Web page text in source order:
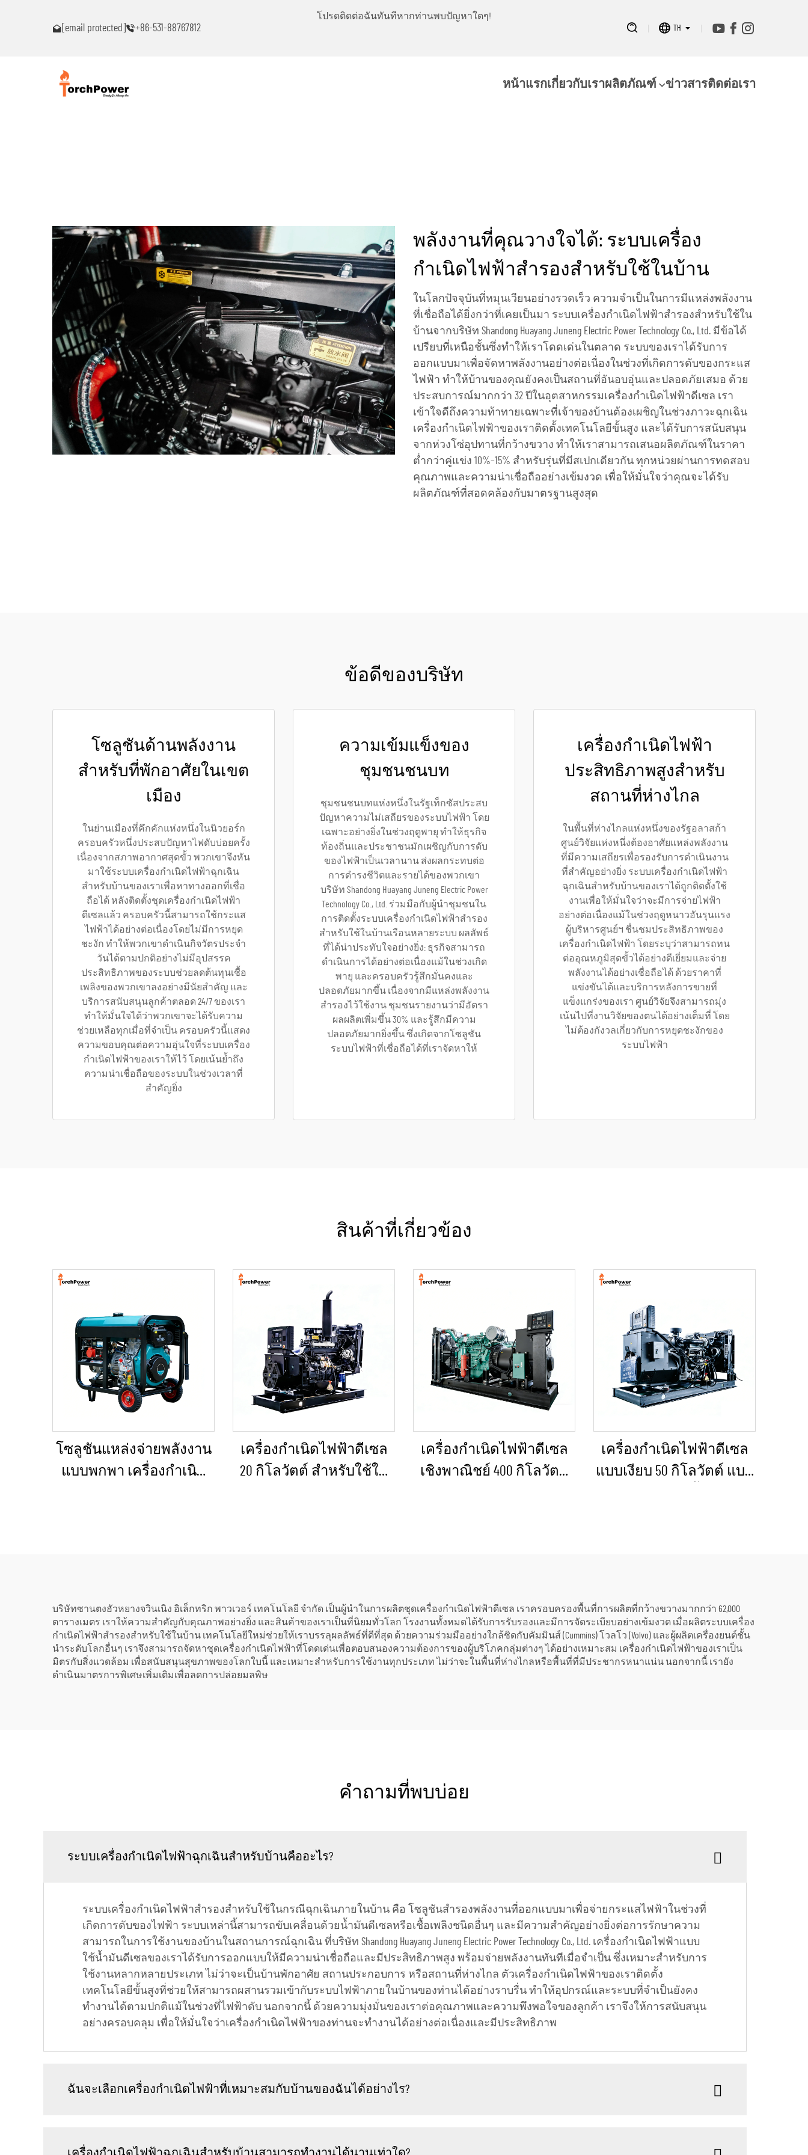
[email protected] +86-531-88767812
โปรดติดต่อฉันทันทีหากท่านพบปัญหาใดๆ!
TH
หน้าแรกเกี่ยวกับเราผลิตภัณฑ์ ข่าวสารติดต่อเรา
พลังงานที่คุณวางใจได้: ระบบเครื่อง
กำเนิดไฟฟ้าสำรองสำหรับใช้ในบ้าน
ในโลกปัจจุบันที่หมุนเวียนอย่างรวดเร็ว ความจำเป็นในการมีแหล่งพลังงาน
ที่เชื่อถือได้ยิ่งกว่าที่เคยเป็นมา ระบบเครื่องกำเนิดไฟฟ้าสำรองสำหรับใช้ใน
บ้านจากบริษัท Shandong Huayang Juneng Electric Power Technology Co., Ltd. มีข้อได้
เปรียบที่เหนือชั้นซึ่งทำให้เราโดดเด่นในตลาด ระบบของเราได้รับการ
ออกแบบมาเพื่อจัดหาพลังงานอย่างต่อเนื่องในช่วงที่เกิดการดับของกระแส
ไฟฟ้า ทำให้บ้านของคุณยังคงเป็นสถานที่อันอบอุ่นและปลอดภัยเสมอ ด้วย
ประสบการณ์มากกว่า 32 ปีในอุตสาหกรรมเครื่องกำเนิดไฟฟ้าดีเซล เรา
เข้าใจดีถึงความท้าทายเฉพาะที่เจ้าของบ้านต้องเผชิญในช่วงภาวะฉุกเฉิน
เครื่องกำเนิดไฟฟ้าของเราติดตั้งเทคโนโลยีขั้นสูง และได้รับการสนับสนุน
จากห่วงโซ่อุปทานที่กว้างขวาง ทำให้เราสามารถเสนอผลิตภัณฑ์ในราคา
ต่ำกว่าคู่แข่ง 10%–15% สำหรับรุ่นที่มีสเปกเดียวกัน ทุกหน่วยผ่านการทดสอบ
คุณภาพและความน่าเชื่อถืออย่างเข้มงวด เพื่อให้มั่นใจว่าคุณจะได้รับ
ผลิตภัณฑ์ที่สอดคล้องกับมาตรฐานสูงสุด
ข้อดีของบริษัท
โซลูชันด้านพลังงาน
สำหรับที่พักอาศัยในเขต
เมือง
ในย่านเมืองที่คึกคักแห่งหนึ่งในนิวยอร์ก
ครอบครัวหนึ่งประสบปัญหาไฟดับบ่อยครั้ง
เนื่องจากสภาพอากาศสุดขั้ว พวกเขาจึงหัน
มาใช้ระบบเครื่องกำเนิดไฟฟ้าฉุกเฉิน
สำหรับบ้านของเราเพื่อหาทางออกที่เชื่อ
ถือได้ หลังติดตั้งชุดเครื่องกำเนิดไฟฟ้า
ดีเซลแล้ว ครอบครัวนี้สามารถใช้กระแส
ไฟฟ้าได้อย่างต่อเนื่องโดยไม่มีการหยุด
ชะงัก ทำให้พวกเขาดำเนินกิจวัตรประจำ
วันได้ตามปกติอย่างไม่มีอุปสรรค
ประสิทธิภาพของระบบช่วยลดต้นทุนเชื้อ
เพลิงของพวกเขาลงอย่างมีนัยสำคัญ และ
บริการสนับสนุนลูกค้าตลอด 24/7 ของเรา
ทำให้มั่นใจได้ว่าพวกเขาจะได้รับความ
ช่วยเหลือทุกเมื่อที่จำเป็น ครอบครัวนี้แสดง
ความขอบคุณต่อความอุ่นใจที่ระบบเครื่อง
กำเนิดไฟฟ้าของเราให้ไว้ โดยเน้นย้ำถึง
ความน่าเชื่อถือของระบบในช่วงเวลาที่
สำคัญยิ่ง
ความเข้มแข็งของ
ชุมชนชนบท
ชุมชนชนบทแห่งหนึ่งในรัฐเท็กซัสประสบ
ปัญหาความไม่เสถียรของระบบไฟฟ้า โดย
เฉพาะอย่างยิ่งในช่วงฤดูพายุ ทำให้ธุรกิจ
ท้องถิ่นและประชาชนมักเผชิญกับการดับ
ของไฟฟ้าเป็นเวลานาน ส่งผลกระทบต่อ
การดำรงชีวิตและรายได้ของพวกเขา
บริษัท Shandong Huayang Juneng Electric Power
Technology Co., Ltd. ร่วมมือกับผู้นำชุมชนใน
การติดตั้งระบบเครื่องกำเนิดไฟฟ้าสำรอง
สำหรับใช้ในบ้านเรือนหลายระบบ ผลลัพธ์
ที่ได้น่าประทับใจอย่างยิ่ง: ธุรกิจสามารถ
ดำเนินการได้อย่างต่อเนื่องแม้ในช่วงเกิด
พายุ และครอบครัวรู้สึกมั่นคงและ
ปลอดภัยมากขึ้น เนื่องจากมีแหล่งพลังงาน
สำรองไว้ใช้งาน ชุมชนรายงานว่ามีอัตรา
ผลผลิตเพิ่มขึ้น 30% และรู้สึกมีความ
ปลอดภัยมากยิ่งขึ้น ซึ่งเกิดจากโซลูชัน
ระบบไฟฟ้าที่เชื่อถือได้ที่เราจัดหาให้
เครื่องกำเนิดไฟฟ้า
ประสิทธิภาพสูงสำหรับ
สถานที่ห่างไกล
ในพื้นที่ห่างไกลแห่งหนึ่งของรัฐอลาสก้า
ศูนย์วิจัยแห่งหนึ่งต้องอาศัยแหล่งพลังงาน
ที่มีความเสถียรเพื่อรองรับการดำเนินงาน
ที่สำคัญอย่างยิ่ง ระบบเครื่องกำเนิดไฟฟ้า
ฉุกเฉินสำหรับบ้านของเราได้ถูกติดตั้งใช้
งานเพื่อให้มั่นใจว่าจะมีการจ่ายไฟฟ้า
อย่างต่อเนื่องแม้ในช่วงฤดูหนาวอันรุนแรง
ผู้บริหารศูนย์ฯ ชื่นชมประสิทธิภาพของ
เครื่องกำเนิดไฟฟ้า โดยระบุว่าสามารถทน
ต่ออุณหภูมิสุดขั้วได้อย่างดีเยี่ยมและจ่าย
พลังงานได้อย่างเชื่อถือได้ ด้วยราคาที่
แข่งขันได้และบริการหลังการขายที่
แข็งแกร่งของเรา ศูนย์วิจัยจึงสามารถมุ่ง
เน้นไปที่งานวิจัยของตนได้อย่างเต็มที่ โดย
ไม่ต้องกังวลเกี่ยวกับการหยุดชะงักของ
ระบบไฟฟ้า
สินค้าที่เกี่ยวข้อง
โซลูชันแหล่งจ่ายพลังงาน
แบบพกพา เครื่องกำเนิด
เครื่องกำเนิดไฟฟ้าดีเซล
20 กิโลวัตต์ สำหรับใช้ใน
เครื่องกำเนิดไฟฟ้าดีเซล
เชิงพาณิชย์ 400 กิโลวัตต์
เครื่องกำเนิดไฟฟ้าดีเซล
แบบเงียบ 50 กิโลวัตต์ แบบ
บริษัทซานตงฮัวหยางจวินเนิง อิเล็กทริก พาวเวอร์ เทคโนโลยี จำกัด เป็นผู้นำในการผลิตชุดเครื่องกำเนิดไฟฟ้าดีเซล เราครอบครองพื้นที่การผลิตที่กว้างขวางมากกว่า 62,000
ตารางเมตร เราให้ความสำคัญกับคุณภาพอย่างยิ่ง และสินค้าของเราเป็นที่นิยมทั่วโลก โรงงานทั้งหมดได้รับการรับรองและมีการจัดระเบียบอย่างเข้มงวด เมื่อผลิตระบบเครื่อง
กำเนิดไฟฟ้าสำรองสำหรับใช้ในบ้าน เทคโนโลยีใหม่ช่วยให้เราบรรลุผลลัพธ์ที่ดีที่สุด ด้วยความร่วมมืออย่างใกล้ชิดกับคัมมินส์ (Cummins) โวลโว (Volvo) และผู้ผลิตเครื่องยนต์ชั้น
นำระดับโลกอื่นๆ เราจึงสามารถจัดหาชุดเครื่องกำเนิดไฟฟ้าที่โดดเด่นเพื่อตอบสนองความต้องการของผู้บริโภคกลุ่มต่างๆ ได้อย่างเหมาะสม เครื่องกำเนิดไฟฟ้าของเราเป็น
มิตรกับสิ่งแวดล้อม เพื่อสนับสนุนสุขภาพของโลกใบนี้ และเหมาะสำหรับการใช้งานทุกประเภท ไม่ว่าจะในพื้นที่ห่างไกลหรือพื้นที่ที่มีประชากรหนาแน่น นอกจากนี้ เรายัง
ดำเนินมาตรการพิเศษเพิ่มเติมเพื่อลดการปล่อยมลพิษ
คำถามที่พบบ่อย
ระบบเครื่องกำเนิดไฟฟ้าฉุกเฉินสำหรับบ้านคืออะไร?
ระบบเครื่องกำเนิดไฟฟ้าสำรองสำหรับใช้ในกรณีฉุกเฉินภายในบ้าน คือ โซลูชันสำรองพลังงานที่ออกแบบมาเพื่อจ่ายกระแสไฟฟ้าในช่วงที่
เกิดการดับของไฟฟ้า ระบบเหล่านี้สามารถขับเคลื่อนด้วยน้ำมันดีเซลหรือเชื้อเพลิงชนิดอื่นๆ และมีความสำคัญอย่างยิ่งต่อการรักษาความ
สามารถในการใช้งานของบ้านในสถานการณ์ฉุกเฉิน ที่บริษัท Shandong Huayang Juneng Electric Power Technology Co., Ltd. เครื่องกำเนิดไฟฟ้าแบบ
ใช้น้ำมันดีเซลของเราได้รับการออกแบบให้มีความน่าเชื่อถือและมีประสิทธิภาพสูง พร้อมจ่ายพลังงานทันทีเมื่อจำเป็น ซึ่งเหมาะสำหรับการ
ใช้งานหลากหลายประเภท ไม่ว่าจะเป็นบ้านพักอาศัย สถานประกอบการ หรือสถานที่ห่างไกล ตัวเครื่องกำเนิดไฟฟ้าของเราติดตั้ง
เทคโนโลยีขั้นสูงที่ช่วยให้สามารถผสานรวมเข้ากับระบบไฟฟ้าภายในบ้านของท่านได้อย่างราบรื่น ทำให้อุปกรณ์และระบบที่จำเป็นยังคง
ทำงานได้ตามปกติแม้ในช่วงที่ไฟฟ้าดับ นอกจากนี้ ด้วยความมุ่งมั่นของเราต่อคุณภาพและความพึงพอใจของลูกค้า เราจึงให้การสนับสนุน
อย่างครอบคลุม เพื่อให้มั่นใจว่าเครื่องกำเนิดไฟฟ้าของท่านจะทำงานได้อย่างต่อเนื่องและมีประสิทธิภาพ
ฉันจะเลือกเครื่องกำเนิดไฟฟ้าที่เหมาะสมกับบ้านของฉันได้อย่างไร?